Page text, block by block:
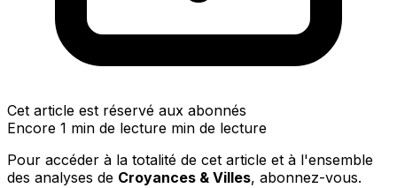
Cet article est réservé aux abonnés
Encore 1 min de lecture min de lecture
Pour accéder à la totalité de cet article et à l'ensemble
des analyses de Croyances & Villes, abonnez-vous.